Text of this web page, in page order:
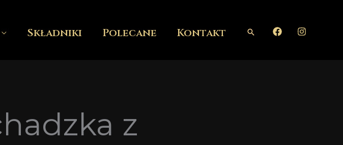
Składniki Polecane Kontakt Szukaj
z